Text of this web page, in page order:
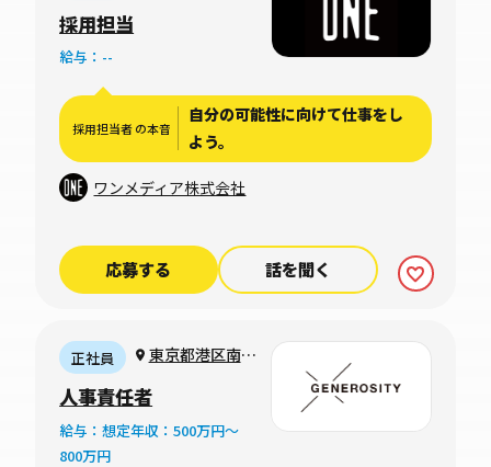
採用担当
給与：--
採用担当者 の本音
自分の可能性に向けて仕事をし
よう。
ワンメディア株式会社
応募する 話を聞く
正社員
東京都港区南青
和ビル 1F
人事責任者
給与：想定年収：500万円～
800万円